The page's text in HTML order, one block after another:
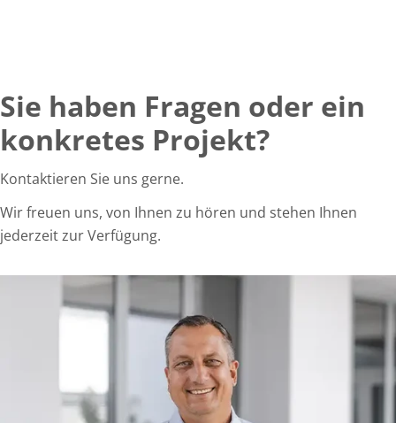
Sie haben Fragen oder ein
konkretes Projekt?
Kontaktieren Sie uns gerne.
Wir freuen uns, von Ihnen zu hören und stehen Ihnen
jederzeit zur Verfügung.